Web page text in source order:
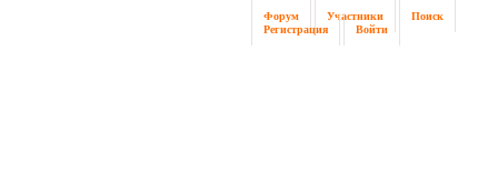
Форум Участники
Поиск
Регистрация
Войти